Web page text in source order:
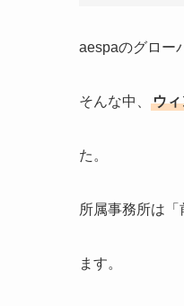
aespaのグロー
そんな中、 ウ
た。
所属事務所は
ます。